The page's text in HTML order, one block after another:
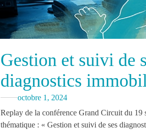
Gestion et suivi de
diagnostics
octobre 1, 2024
Replay de la conférence Grand Circuit du 19
thématique : « Gestion et suivi de ses